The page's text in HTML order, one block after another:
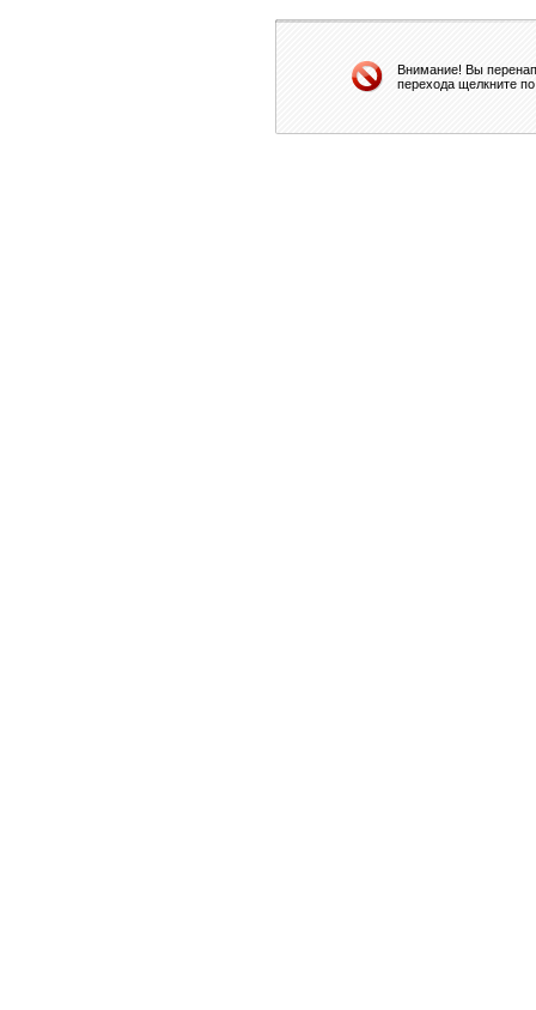
Внимание! Вы
перехода щелкните